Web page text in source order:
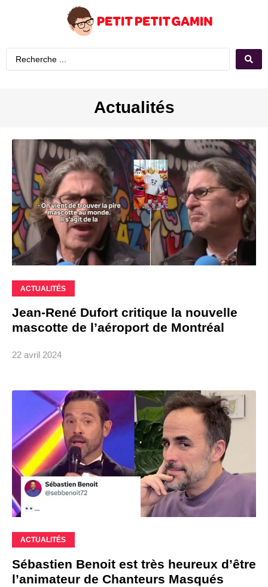
Actualités
ACTUALITÉS
Jean-René Dufort critique la nouvelle
mascotte de l’aéroport de Montréal
22 avril 2024
ACTUALITÉS
Sébastien Benoit est très heureux d’être
l’animateur de Chanteurs Masqués